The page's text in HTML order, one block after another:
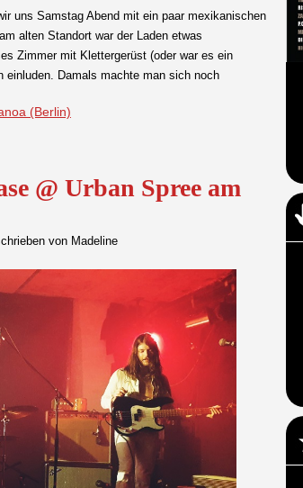
uns Samstag Abend mit ein paar mexikanischen
alten Standort war der Laden etwas
Zimmer mit Klettergerüst (oder war es ein
einluden. Damals machte man sich noch
(Berlin)
@ Urban Spree am
von Madeline